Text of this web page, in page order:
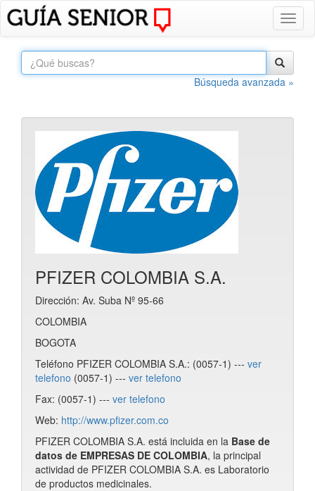
Búsqueda avanzada »
PFIZER COLOMBIA S.A.
Dirección: Av. Suba Nº 95-66
COLOMBIA
BOGOTA
Teléfono PFIZER COLOMBIA S.A.: (0057-1) --- ver
telefono (0057-1) --- ver telefono
Fax: (0057-1) --- ver telefono
Web: http://www.pfizer.com.co
PFIZER COLOMBIA S.A. está incluida en la Base de
datos de EMPRESAS DE COLOMBIA, la principal
actividad de PFIZER COLOMBIA S.A. es Laboratorio
de productos medicinales.